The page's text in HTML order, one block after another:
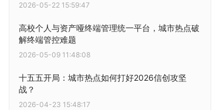
2026-05-22 15:59:47
高校个人与资产哑终端管理统一平台，城市热点破
解终端管控难题
2026-05-09 11:48:08
十五五开局：城市热点如何打好2026信创攻坚
战？
2026-04-23 15:48:17